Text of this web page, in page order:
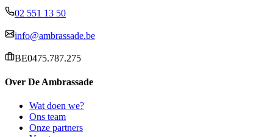
02 551 13 50
info@ambrassade.be
BE0475.787.275
Over De Ambrassade
Wat doen we?
Ons team
Onze partners